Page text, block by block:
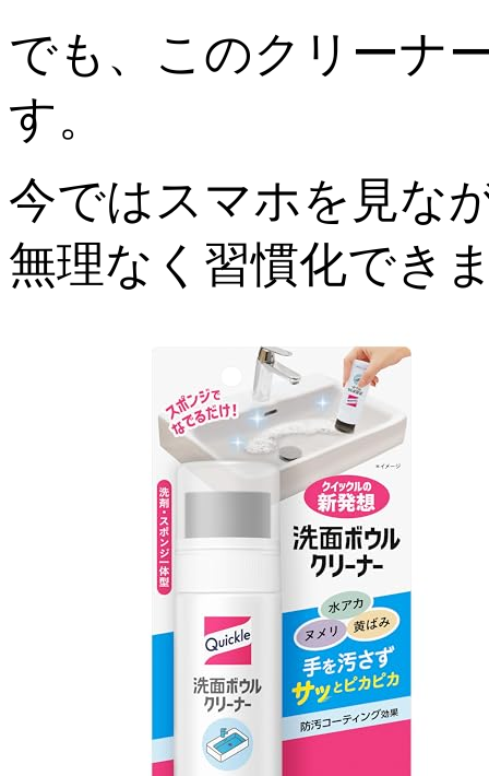
でも、このクリーナ
す。
今ではスマホを見な
無理なく習慣化でき